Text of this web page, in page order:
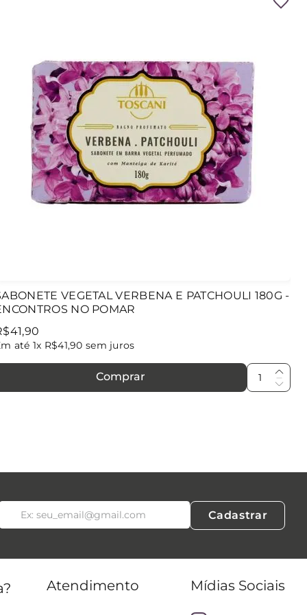
VEGETAL VERBENA E PATCHOULI 180G -
NO POMAR
41,90
até 1x R$41,90 sem juros
Comprar
Cadastrar
Atendimento Mídias Sociais